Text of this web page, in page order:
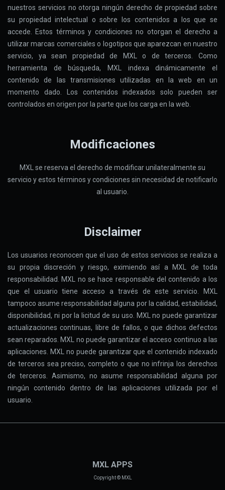
nuestros servicios no otorga ningún derecho de propiedad sobre
su propiedad intelectual o sobre los contenidos a los que se
accede. Estos términos y condiciones no otorgan el derecho a
utilizar marcas comerciales o logotipos que aparezcan en nuestro
servicio, ya sean propiedad de MXL o de terceros. Como
herramienta de búsqueda, MXL indexa dinámicamente el
contenido de las transmisiones utilizadas en la web en un
momento dado. Los contenidos indexados solo pueden ser
controlados en origen por la parte que los carga en la web.
Modificaciones
MXL se reserva el derecho de modificar unilateralmente su
servicio y estos términos y condiciones sin necesidad de notificarlo
al usuario.
Disclaimer
Los usuarios reconocen que el uso de estos servicios se realiza a
su propia discreción y riesgo, eximiendo así a MXL de toda
responsabilidad. MXL no se hace responsable del contenido a los
que el usuario tiene acceso a través de este servicio. MXL
tampoco asume responsabilidad alguna por la calidad, estabilidad,
disponibilidad, ni por la licitud de su uso. MXL no puede garantizar
actualizaciones continuas, libre de fallos, o que dichos defectos
sean reparados. MXL no puede garantizar el acceso continuo a las
aplicaciones. MXL no puede garantizar que el contenido indexado
de terceros sea preciso, completo o que no infrinja los derechos
de terceros. Asimismo, no asume responsabilidad alguna por
ningún contenido dentro de las aplicaciones utilizada por el
usuario.
MXL APPS
Copyright © MXL